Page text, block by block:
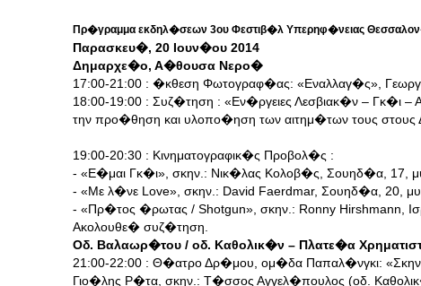
Πρ�γραμμα εκδηλ�σεων 3ου Φεστιβ�λ Υπερηφ�νειας
Παρασκευ�, 20 Ιουν�ου 2014
Δημαρχε�ο, Α�θουσα Νερο�
17:00-21:00 : �κθεση Φωτογραφ�ας: «Εναλλαγ�ς»,
18:00-19:00 : Συζ�τηση : «Εν�ργειες Λεσβιακ�ν – Γκ�ι –
την προ�θηση και υλοπο�ηση των αιτημ�των τους στους
19:00-20:30 : Κινηματογραφικ�ς Προβολ�ς :
- «Ε�μαι Γκ�ι», σκην.: Νικ�λας Κολοβ�ς, Σουηδ�α, 17,
- «Με λ�νε Love», σκην.: David Faerdmar, Σουηδ�α, 20,
- «Πρ�τος �ρωτας / Shotgun», σκην.: Ronny Hirshmann,
Ακολουθε� συζ�τηση.
Οδ. Βαλαωρ�του / οδ. Καθολικ�ν – Πλατε�α
21:00-22:00 : Θ�ατρο Δρ�μου, ομ�δα Παπαλ�νγκι:
Γιο�λης Ρ�τα, σκην.: Τ�σσος Αγγελ�πουλος (οδ.